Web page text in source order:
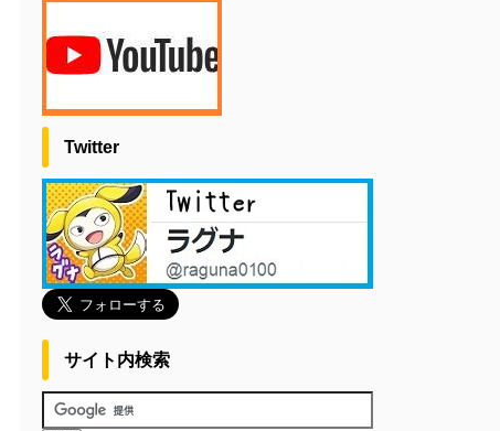
Twitter
サイト内検索